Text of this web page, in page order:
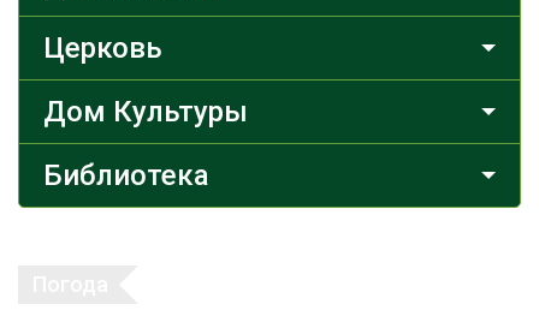
Церковь
Дом Культуры
Библиотека